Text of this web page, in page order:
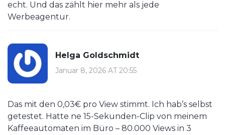
echt. Und das zählt hier mehr als jede
Werbeagentur.
Helga Goldschmidt
Januar 8, 2026 AT 20:55
Das mit den 0,03€ pro View stimmt. Ich hab’s selbst
getestet. Hatte ne 15-Sekunden-Clip von meinem
Kaffeeautomaten im Büro – 80.000 Views in 3